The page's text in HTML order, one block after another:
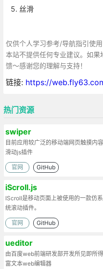
丝滑
仅供个人学习参考/导航指引使
本站不提供任何专业建议。如
馈～感谢您的理解与支持！
链接: https://
热门资源
swiper
目前应用较广泛的移动端网页触摸内容
滑动js插件
官网 GitHub
iScroll.js
IScroll是移动页面上被使用的一款仿系
统滚动插件。
官网 GitHub
ueditor
由百度web前端研发部开发所见即所得
富文本web编辑器